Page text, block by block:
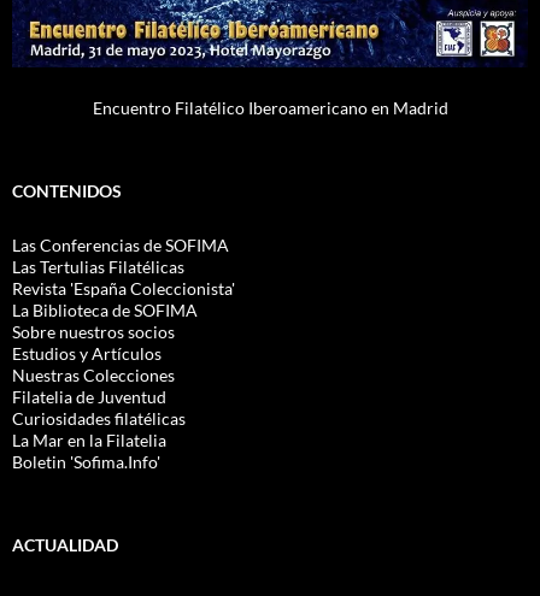
Encuentro Filatélico Iberoamericano en Madrid
CONTENIDOS
Las Conferencias de SOFIMA
Las Tertulias Filatélicas
Revista 'España Coleccionista'
La Biblioteca de SOFIMA
Sobre nuestros socios
Estudios y Artículos
Nuestras Colecciones
Filatelia de Juventud
Curiosidades filatélicas
La Mar en la Filatelia
Boletin 'Sofima.Info'
ACTUALIDAD